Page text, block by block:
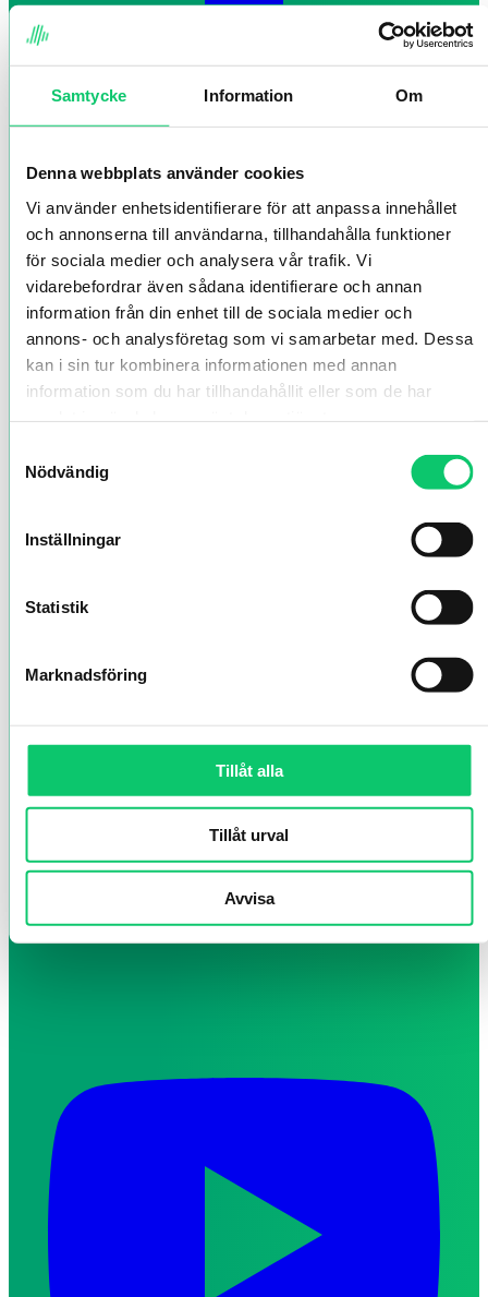
Samtycke Information Om
Denna webbplats använder cookies
Vi använder enhetsidentifierare för att anpassa innehållet
och annonserna till användarna, tillhandahålla funktioner
för sociala medier och analysera vår trafik. Vi
vidarebefordrar även sådana identifierare och annan
information från din enhet till de sociala medier och
annons- och analysföretag som vi samarbetar med. Dessa
kan i sin tur kombinera informationen med annan
information som du har tillhandahållit eller som de har
Nödvändig
Inställningar
Statistik
Marknadsföring
Tillåt alla
Tillåt urval
Avvisa